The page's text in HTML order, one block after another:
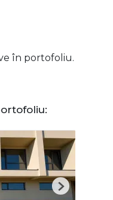
în portofoliu.
Next